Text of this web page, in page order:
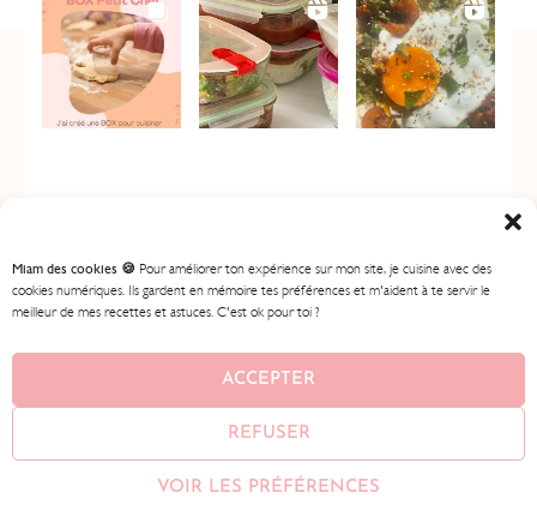
Miam des cookies 🍪 Pour améliorer ton expérience sur mon site, je cuisine avec des
cookies numériques. Ils gardent en mémoire tes préférences et m'aident à te servir le
meilleur de mes recettes et astuces. C'est ok pour toi ?
ACCEPTER
REFUSER
VOIR LES PRÉFÉRENCES
© 2026BIEN MANGER AVEC LYDIE• AVEC ♥ PARAMEENA
MENTIONS LÉGALES • CONDITIONS GÉNÉRALES DE